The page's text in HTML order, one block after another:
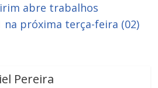
abre trabalhos
na próxima terça-feira (02)
Pereira